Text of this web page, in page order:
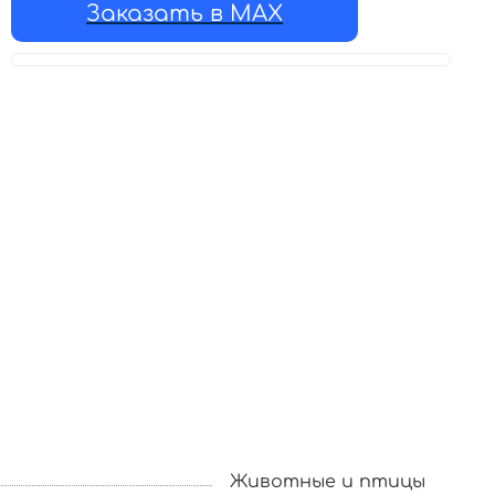
Заказать в MAX
Животные и птицы